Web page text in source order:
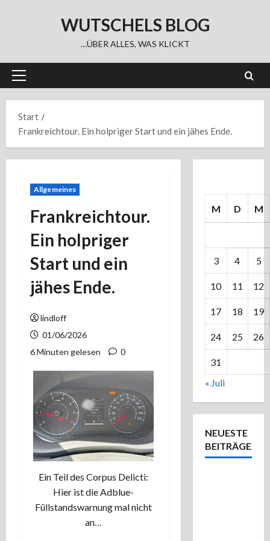
WUTSCHELS BLOG
…ÜBER ALLES, WAS KLICKT
Primäres
Start
Frankreichtour. Ein holpriger Start und ein jähes Ende.
Allgemeines
Frankreichtour.
Ein holpriger
Start und ein
jähes Ende.
lindloff
01/06/2026
6 Minuten gelesen
0
Ein Teil des Corpus Delicti:
Hier ist die Adblue-
Füllstandswarnung mal nicht
an…
M D M
3 4 5
10 11 12
17 18 19
24 25 26
31
« Juli
NEUESTE
BEITRÄGE